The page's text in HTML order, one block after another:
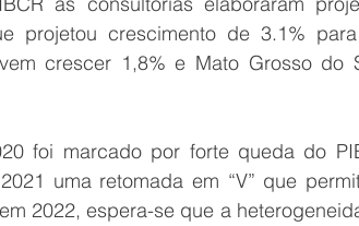
projetou crescimento de 3.1%
crescer 1,8% e Mato Grosso
foi marcado por forte queda do
uma retomada em “V” que
2022, espera-se que a